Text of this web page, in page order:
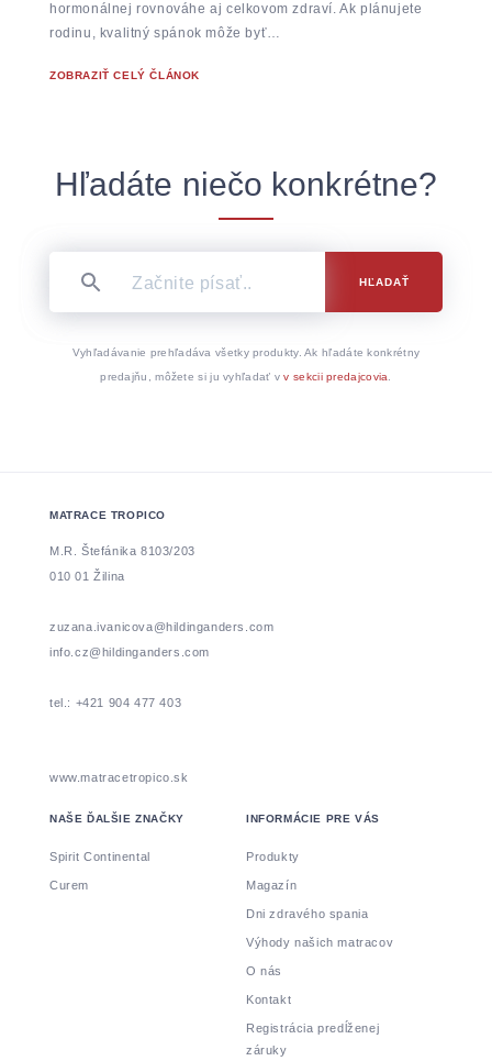
hormonálnej rovnováhe aj celkovom zdraví. Ak plánujete
rodinu, kvalitný spánok môže byť…
ZOBRAZIŤ CELÝ ČLÁNOK
Hľadáte niečo konkrétne?
HĽADAŤ
Vyhľadávanie prehľadáva všetky produkty. Ak hľadáte konkrétny
predajňu, môžete si ju vyhľadať vv sekcii predajcovia
MATRACE TROPICO
M.R. Štefánika 8103/203
010 01 Žilina
zuzana.ivanicova@hildinganders.com
info.cz@hildinganders.com
tel.: +421 904 477 403
www.matracetropico.sk
NAŠE ĎALŠIE ZNAČKY
Spirit Continental
Curem
INFORMÁCIE PRE VÁS
Produkty
Magazín
Dni zdravého spania
Výhody našich matracov
O nás
Kontakt
Registrácia predĺženej
záruky